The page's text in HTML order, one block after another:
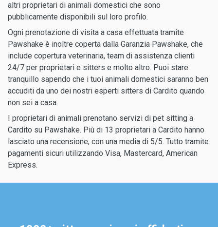
altri proprietari di animali domestici che sono
pubblicamente disponibili sul loro profilo.
Ogni prenotazione di visita a casa effettuata tramite
Pawshake è inoltre coperta dalla Garanzia Pawshake, che
include copertura veterinaria, team di assistenza clienti
24/7 per proprietari e sitters e molto altro. Puoi stare
tranquillo sapendo che i tuoi animali domestici saranno ben
accuditi da uno dei nostri esperti sitters di Cardito quando
non sei a casa.
I proprietari di animali prenotano servizi di pet sitting a
Cardito su Pawshake. Più di 13 proprietari a Cardito hanno
lasciato una recensione, con una media di 5/5. Tutto tramite
pagamenti sicuri utilizzando Visa, Mastercard, American
Express.